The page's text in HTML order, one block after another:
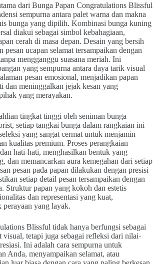
dari Bunga Papan Congratulations Blissful
sempurna antara palet warna dan makna
bunga yang dipilih. Kombinasi bunga kuning
diakui sebagai simbol kebahagiaan,
cerah di masa depan. Desain yang bersih
pesan ucapan selamat tersampaikan dengan
mengganggu suasana meriah. Ini
yang sempurna antara daya tarik visual
pesan emosional, menjadikan papan
dan meninggalkan jejak kesan yang
yang merayakan.
tingkat tinggi oleh seniman bunga
setiap tangkai bunga dalam rangkaian ini
yang sangat cermat untuk menjamin
kualitas premium. Proses perangkaian
hati-hati, menghasilkan bentuk yang
dan memancarkan aura kemegahan dari setiap
pesan pada papan dilakukan dengan presisi
setiap detail pesan tersampaikan dengan
Struktur papan yang kokoh dan estetis
dan representasi yang kuat,
yang layak.
Blissful tidak hanya berfungsi sebagai
visual, tetapi juga sebagai refleksi dari nilai-
Ini adalah cara sempurna untuk
Anda, menyampaikan selamat, atau